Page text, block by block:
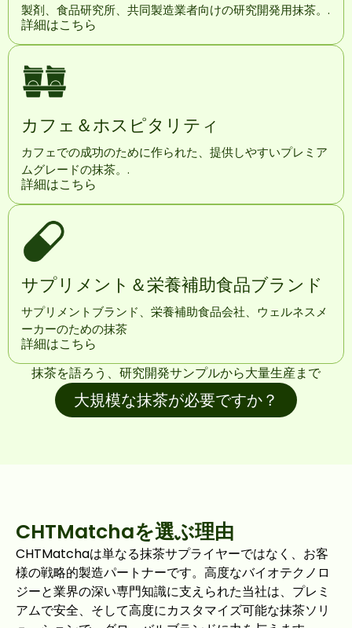
製剤、食品研究所、共同製造業者向けの研究開発用抹茶。.
詳細はこちら
カフェ＆ホスピタリティ
カフェでの成功のために作られた、提供しやすいプレミア
ムグレードの抹茶。.
詳細はこちら
サプリメント＆栄養補助食品ブランド
サプリメントブランド、栄養補助食品会社、ウェルネスメ
ーカーのための抹茶
詳細はこちら
抹茶を語ろう、研究開発サンプルから大量生産まで
大規模な抹茶が必要ですか？
CHTMatchaを選ぶ理由
CHTMatchaは単なる抹茶サプライヤーではなく、お客
様の戦略的製造パートナーです。高度なバイオテクノロ
ジーと業界の深い専門知識に支えられた当社は、プレミ
アムで安全、そして高度にカスタマイズ可能な抹茶ソリ